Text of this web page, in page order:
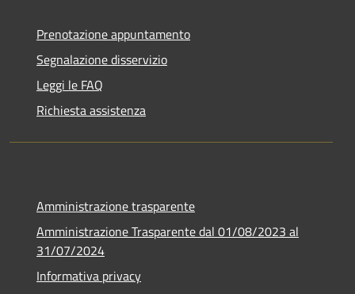
Prenotazione appuntamento
Segnalazione disservizio
Leggi le FAQ
Richiesta assistenza
Amministrazione trasparente
Amministrazione Trasparente dal 01/08/2023 al
31/07/2024
Informativa privacy